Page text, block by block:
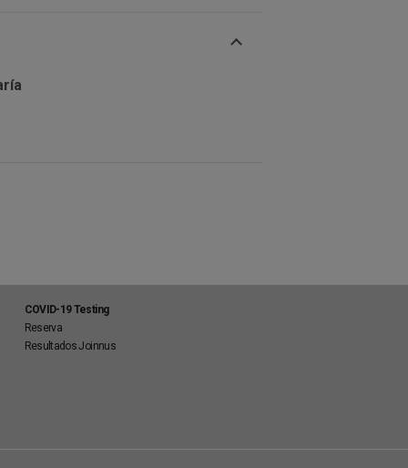
COVID-19 Testing
Reserva
Resultados Joinnus